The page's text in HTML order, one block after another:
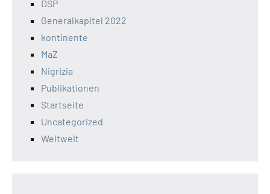
DSP
Generalkapitel 2022
kontinente
MaZ
Nigrizia
Publikationen
Startseite
Uncategorized
Weltweit